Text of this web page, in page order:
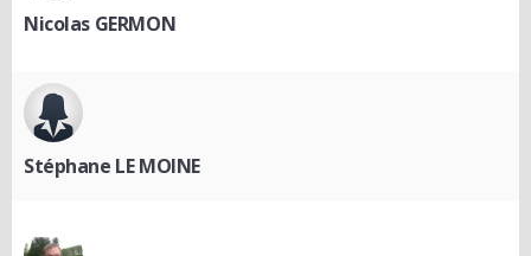
Nicolas GERMON
Stéphane LE MOINE